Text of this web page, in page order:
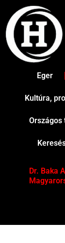
content
Eger
Kultúra,
Országos
Dr. Baka